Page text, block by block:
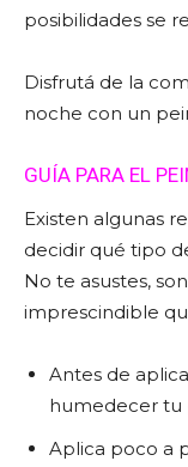
posibilidades se
Disfrutá de la
noche con un
GUÍA PARA EL
Existen algunas
decidir qué tipo
No te asustes,
imprescindible
Antes de
humedecer tu
Aplica poco a